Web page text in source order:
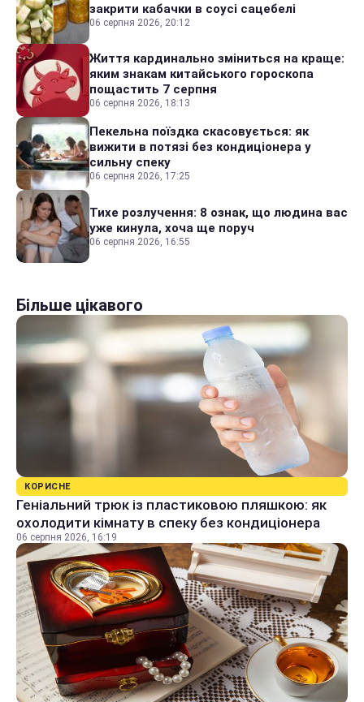
закрити кабачки в соусі сацебелі
06 серпня 2026, 20:12
Життя кардинально зміниться на краще:
яким знакам китайського гороскопа
пощастить 7 серпня
06 серпня 2026, 18:13
Пекельна поїздка скасовується: як
вижити в потязі без кондиціонера у
сильну спеку
06 серпня 2026, 17:25
Тихе розлучення: 8 ознак, що людина вас
уже кинула, хоча ще поруч
06 серпня 2026, 16:55
Більше цікавого
КОРИСНЕ
Геніальний трюк із пластиковою пляшкою: як
охолодити кімнату в спеку без кондиціонера
06 серпня 2026, 16:19